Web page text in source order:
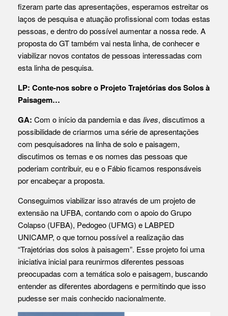
fizeram parte das apresentações, esperamos estreitar os
laços de pesquisa e atuação profissional com todas estas
pessoas, e dentro do possível aumentar a nossa rede. A
proposta do GT também vai nesta linha, de conhecer e
viabilizar novos contatos de pessoas interessadas com
esta linha de pesquisa.
LP: Conte-nos sobre o Projeto Trajetórias dos Solos à
Paisagem…
GA: Com o início da pandemia e das lives, discutimos a
possibilidade de criarmos uma série de apresentações
com pesquisadores na linha de solo e paisagem,
discutimos os temas e os nomes das pessoas que
poderiam contribuir, eu e o Fábio ficamos responsáveis
por encabeçar a proposta.
Conseguimos viabilizar isso através de um projeto de
extensão na UFBA, contando com o apoio do Grupo
Colapso (UFBA), Pedogeo (UFMG) e LABPED
UNICAMP, o que tornou possível a realização das
“Trajetórias dos solos à paisagem”. Esse projeto foi uma
iniciativa inicial para reunirmos diferentes pessoas
preocupadas com a temática solo e paisagem, buscando
entender as diferentes abordagens e permitindo que isso
pudesse ser mais conhecido nacionalmente.